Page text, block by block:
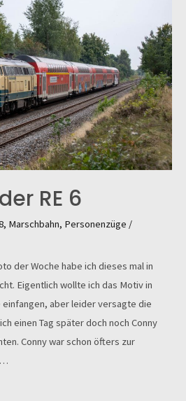
RE 6
, Marschbahn, Personenzüge /
der Woche habe ich dieses mal in
Eigentlich wollte ich das Motiv in
einfangen, aber leider versagte die
einen Tag später doch noch Conny
Conny war schon öfters zur
…